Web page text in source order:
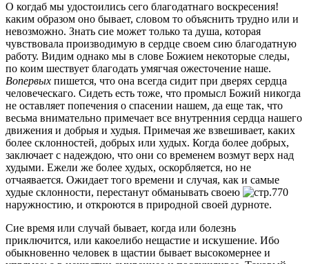
О когдаб мы удостоились сего благодатнаго воскресения!
каким образом оно бывает, словом то объяснить трудно или и
невозможно. Знать сие может только та душа, которая
чувствовала производимую в сердце своем сию благодатную
работу. Видим однако мы в слове Божием некоторые следы,
по коим шествует благодать умягчая ожесточение наше.
Вопервых пишется, что она всегда сидит при дверях сердца
человеческаго. Сидеть есть тоже, что промысл Божий никогда
не оставляет попечения о спасении нашем, да еще так, что
весьма внимательно примечает все внутренния сердца нашего
движения и добрыя и худыя. Примечая же взвешивает, каких
более склонностей, добрых или худых. Когда более добрых,
заключает с надеждою, что они со временем возмут верх над
худыми. Ежели же более худых, оскорбляется, но не
отчаявается. Ожидает того времени и случая, как и самые
худые склонности, перестанут обманывать своею
наружностию, и откроются в природной своей дурноте.
Сие время или случай бывает, когда или болезнь
приключится, или какоелибо нещастие и искушение. Ибо
обыкновенно человек в щастии бывает высокомернее и